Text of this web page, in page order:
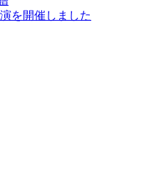
を開催しました